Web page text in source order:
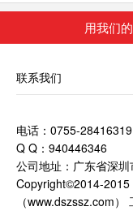
复
睛
本
明
用我们
联系我们
电话：0755-28416319
Q Q：940446346
公司地址：广东省深
Copyright©2014-2015
（www.dszssz.com）